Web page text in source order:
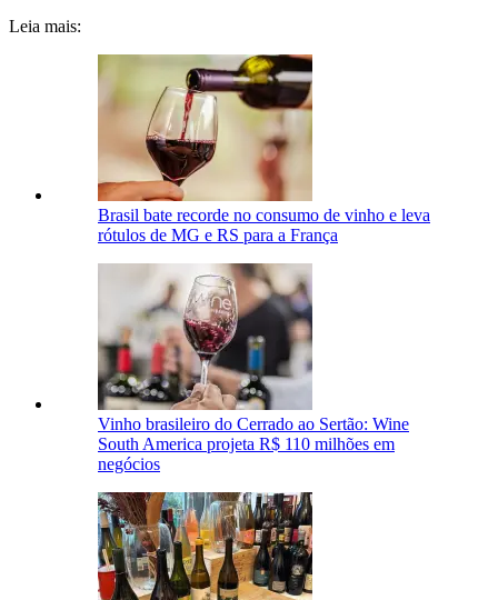
Leia mais:
Brasil bate recorde no consumo de vinho e leva
rótulos de MG e RS para a França
Vinho brasileiro do Cerrado ao Sertão: Wine
South America projeta R$ 110 milhões em
negócios